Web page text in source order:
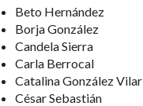
Beto Hernández
Borja González
Candela Sierra
Carla Berrocal
Catalina González Vilar
César Sebastián